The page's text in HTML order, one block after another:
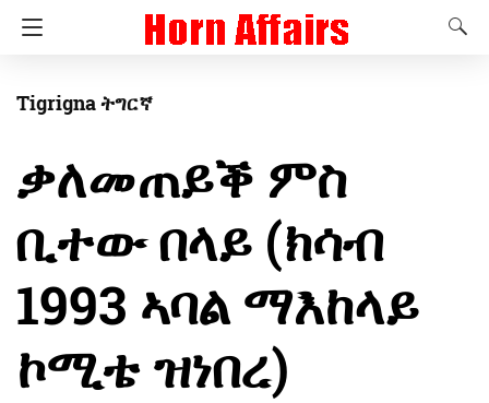
Tigrigna ትግርኛ
ቃለመጠይቕ ምስ
ቢተው በላይ (ክሳብ
1993 ኣባል ማእከላይ
ኮሚቴ ዝነበረ)